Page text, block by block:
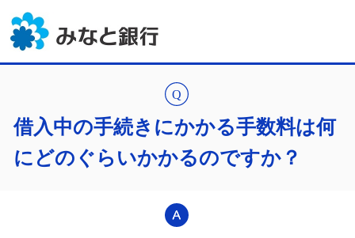
借入中の手続きにかかる手数料は何
にどのぐらいかかるのですか？